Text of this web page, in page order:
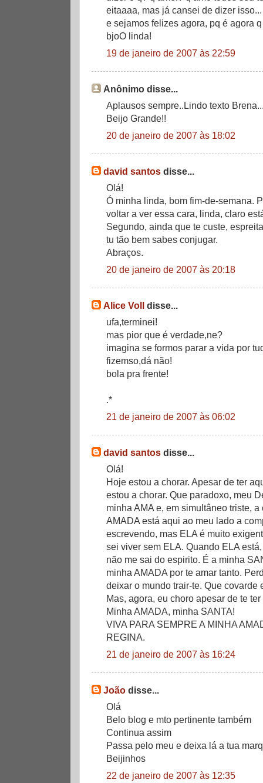
eitaaaa, mas já cansei de dizer isso...
e sejamos felizes agora, pq é agora
bjoO linda!
19 de janeiro de 2007 às 22:59
Anônimo disse...
Aplausos sempre..Lindo texto
Beijo Grande!!
20 de janeiro de 2007 às 18:02
david santos disse...
Olá!
Ó minha linda, bom fim-de-semana.
voltar a ver essa cara, linda, claro
Segundo, ainda que te custe,
tu tão bem sabes conjugar.
Abraços.
20 de janeiro de 2007 às 20:18
Alice Voll disse...
ufa,terminei!
mas pior que é verdade,ne?
imagina se formos parar a vida por
fizemso,dá não!
bola pra frente!
.*
21 de janeiro de 2007 às 06:02
david santos disse...
Olá!
Hoje estou a chorar. Apesar de ter
estou a chorar. Que paradoxo, meu
minha AMA e, em simultâneo triste, a
AMADA está aqui ao meu lado a
escrevendo, mas ELA é muito
sei viver sem ELA. Quando ELA
não me sai do espirito. É a minha
minha AMADA por te amar tanto.
deixar o mundo trair-te. Que covarde
Mas, agora, eu choro apesar de te
Minha AMADA, minha SANTA!
VIVA PARA SEMPRE A MINHA
REGINA.
21 de janeiro de 2007 às 16:24
João disse...
Olá
Belo blog e mto pertinente também
Continua assim
Passa pelo meu e deixa lá a tua
Beijinhos
22 de janeiro de 2007 às 12:35